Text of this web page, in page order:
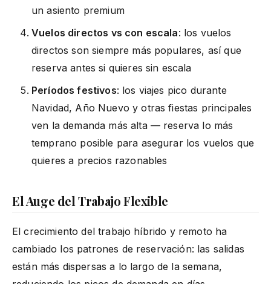
un asiento premium
Vuelos directos vs con escala: los vuelos
directos son siempre más populares, así que
reserva antes si quieres sin escala
Períodos festivos: los viajes pico durante
Navidad, Año Nuevo y otras fiestas principales
ven la demanda más alta — reserva lo más
temprano posible para asegurar los vuelos que
quieres a precios razonables
El Auge del Trabajo Flexible
El crecimiento del trabajo híbrido y remoto ha
cambiado los patrones de reservación: las salidas
están más dispersas a lo largo de la semana,